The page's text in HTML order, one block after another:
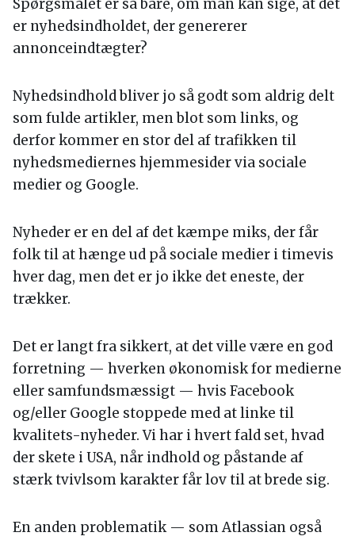
Spørgsmålet er så bare, om man kan sige, at det
er nyhedsindholdet, der genererer
annonceindtægter?
Nyhedsindhold bliver jo så godt som aldrig delt
som fulde artikler, men blot som links, og
derfor kommer en stor del af trafikken til
nyhedsmediernes hjemmesider via sociale
medier og Google.
Nyheder er en del af det kæmpe miks, der får
folk til at hænge ud på sociale medier i timevis
hver dag, men det er jo ikke det eneste, der
trækker.
Det er langt fra sikkert, at det ville være en god
forretning — hverken økonomisk for medierne
eller samfundsmæssigt — hvis Facebook
og/eller Google stoppede med at linke til
kvalitets-nyheder. Vi har i hvert fald set, hvad
der skete i USA, når indhold og påstande af
stærk tvivlsom karakter får lov til at brede sig.
En anden problematik — som Atlassian også